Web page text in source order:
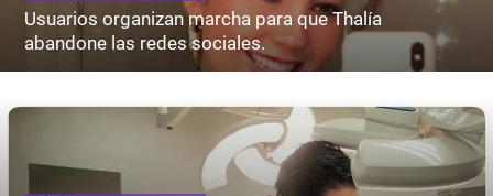
Usuarios organizan marcha para que Thalía
abandone las redes sociales.